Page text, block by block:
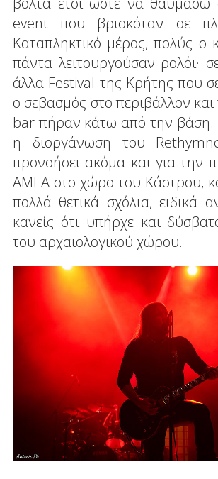
event που βρισκόταν σε
Καταπληκτικό μέρος, πολύς ο
πάντα λειτουργούσαν ρολόι·
άλλα Festival της Κρήτης που
ο σεβασμός στο περιβάλλον
bar πήραν κάτω από την βάση.
η διοργάνωση του
προνοήσει ακόμα και για την
ΑΜΕΑ στο χώρο του Κάστρου,
πολλά θετικά σχόλια, ειδικά
κανείς ότι υπήρχε και
του αρχαιολογικού χώρου.